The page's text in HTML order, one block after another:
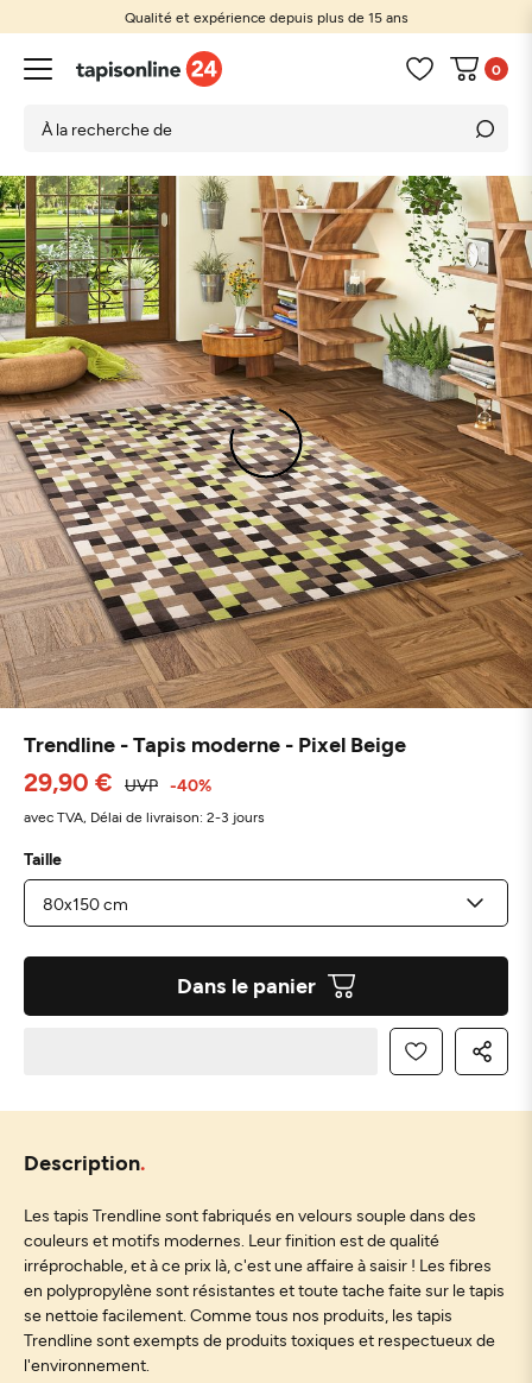
Qualité et expérience depuis plus de 15 ans
0
Trendline - Tapis moderne - Pixel Beige
29,90 € UVP -40%
avec TVA, Délai de livraison: 2-3 jours
Taille
Dans le panier
Description
Les tapis Trendline sont fabriqués en velours souple dans des
couleurs et motifs modernes. Leur finition est de qualité
irréprochable, et à ce prix là, c'est une affaire à saisir ! Les fibres
en polypropylène sont résistantes et toute tache faite sur le tapis
se nettoie facilement. Comme tous nos produits, les tapis
Trendline sont exempts de produits toxiques et respectueux de
l'environnement.